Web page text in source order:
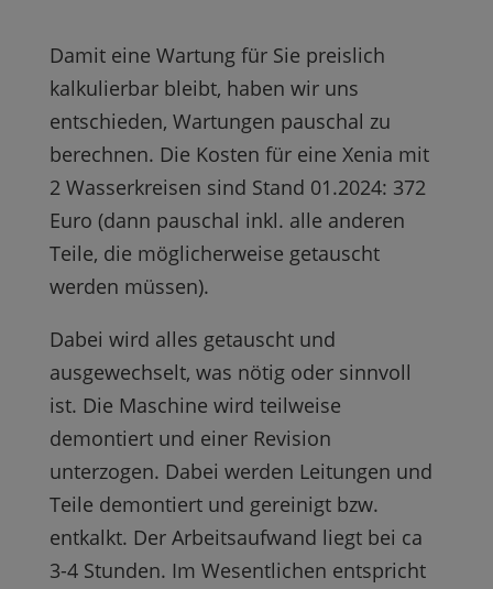
Damit eine Wartung für Sie preislich
kalkulierbar bleibt, haben wir uns
entschieden, Wartungen pauschal zu
berechnen. Die Kosten für eine Xenia mit
2 Wasserkreisen sind Stand 01.2024: 372
Euro (dann pauschal inkl. alle anderen
Teile, die möglicherweise getauscht
werden müssen).
Dabei wird alles getauscht und
ausgewechselt, was nötig oder sinnvoll
ist. Die Maschine wird teilweise
demontiert und einer Revision
unterzogen. Dabei werden Leitungen und
Teile demontiert und gereinigt bzw.
entkalkt. Der Arbeitsaufwand liegt bei ca
3-4 Stunden. Im Wesentlichen entspricht